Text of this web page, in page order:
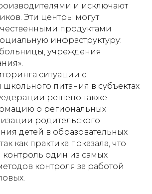
и исключают
Эти центры могут
продуктами
инфраструктуру:
больницы, учреждения
ситуации с
питания в субъектах
решено также
о региональных
родительского
детей в образовательных
как практика показала, что
контроль один из самых
контроля за работой